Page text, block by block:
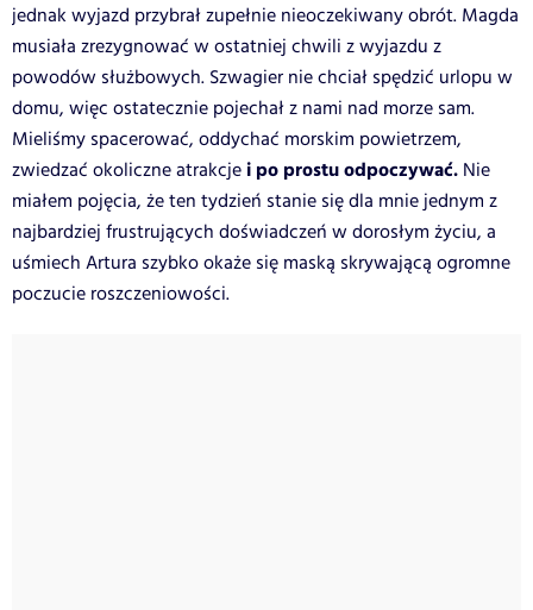
jednak wyjazd przybrał zupełnie nieoczekiwany obrót. Magda
musiała zrezygnować w ostatniej chwili z wyjazdu z
powodów służbowych. Szwagier nie chciał spędzić urlopu w
domu, więc ostatecznie pojechał z nami nad morze sam.
Mieliśmy spacerować, oddychać morskim powietrzem,
zwiedzać okoliczne atrakcje i po prostu odpoczywać. Nie
miałem pojęcia, że ten tydzień stanie się dla mnie jednym z
najbardziej frustrujących doświadczeń w dorosłym życiu, a
uśmiech Artura szybko okaże się maską skrywającą ogromne
poczucie roszczeniowości.